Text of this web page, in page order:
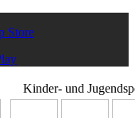
Kinder- und